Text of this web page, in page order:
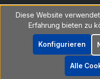
Diese Website
Erfahrung bieten zu
Konfigurieren
Alle